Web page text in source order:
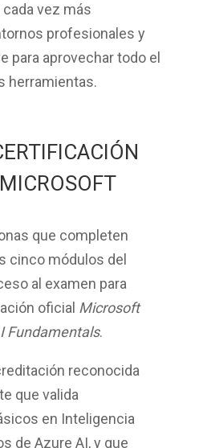
vez más
profesionales y
para aprovechar todo el
herramientas.
que completen
cinco módulos del
al examen para
oficial Microsoft
Fundamentals.
reconocida
que valida
en Inteligencia
de Azure AI, y que